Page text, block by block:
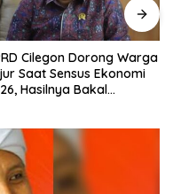
Cilegon Dorong Warga
Saat Sensus Ekonomi
Hasilnya Bakal